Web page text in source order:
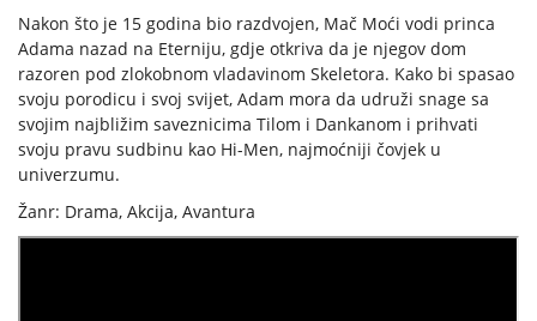
Nakon što je 15 godina bio razdvojen, Mač Moći vodi princa
Adama nazad na Eterniju, gdje otkriva da je njegov dom
razoren pod zlokobnom vladavinom Skeletora. Kako bi spasao
svoju porodicu i svoj svijet, Adam mora da udruži snage sa
svojim najbližim saveznicima Tilom i Dankanom i prihvati
svoju pravu sudbinu kao Hi-Men, najmoćniji čovjek u
univerzumu.
Žanr: Drama, Akcija, Avantura